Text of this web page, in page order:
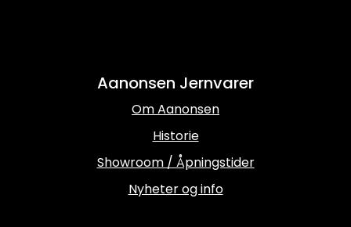
Aanonsen Jernvarer
Om Aanonsen
Historie
Showroom / Åpningstider
Nyheter og info